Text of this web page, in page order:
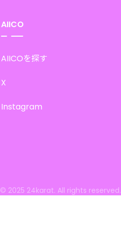
AIICO
AIICOを探す
X
Instagram
© 2025 24karat. All rights reserved.